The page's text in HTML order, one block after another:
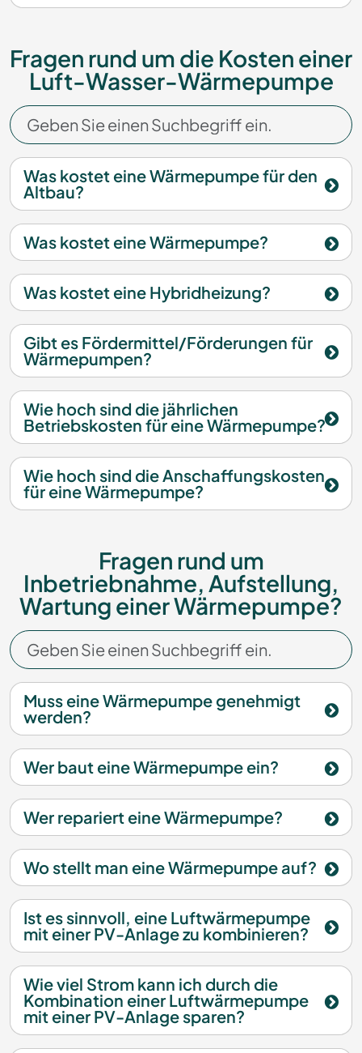
Fragen rund um die Kosten einer
Luft-Wasser-Wärmepumpe
Was kostet eine Wärmepumpe für den
Altbau?
Was kostet eine Wärmepumpe?
Was kostet eine Hybridheizung?
Gibt es Fördermittel/Förderungen für
Wärmepumpen?
Wie hoch sind die jährlichen
Betriebskosten für eine Wärmepumpe?
Wie hoch sind die Anschaffungskosten
für eine Wärmepumpe?
Fragen rund um
Inbetriebnahme, Aufstellung,
Wartung einer Wärmepumpe?
Muss eine Wärmepumpe genehmigt
werden?
Wer baut eine Wärmepumpe ein?
Wer repariert eine Wärmepumpe?
Wo stellt man eine Wärmepumpe auf?
Ist es sinnvoll, eine Luftwärmepumpe
mit einer PV-Anlage zu kombinieren?
Wie viel Strom kann ich durch die
Kombination einer Luftwärmepumpe
mit einer PV-Anlage sparen?